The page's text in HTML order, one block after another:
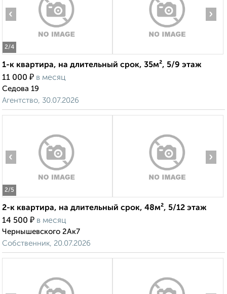
2/4
‹ ›
1-к квартира, на длительный срок, 35м², 5/9 этаж
11 000 ₽ в месяц
Седова 19
Агентство, 30.07.2026
2/5
‹ ›
2-к квартира, на длительный срок, 48м², 5/12 этаж
14 500 ₽ в месяц
Чернышевского 2Ак7
Собственник, 20.07.2026